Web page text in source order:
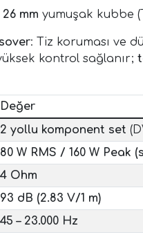
26 mm yumuşak kubbe
: Tiz koruması ve
kontrol sağlanır;
Değer
2 yollu komponent set
80 W RMS / 160 W Peak
4 Ohm
93 dB (2.83 V/1 m)
45 – 23.000 Hz